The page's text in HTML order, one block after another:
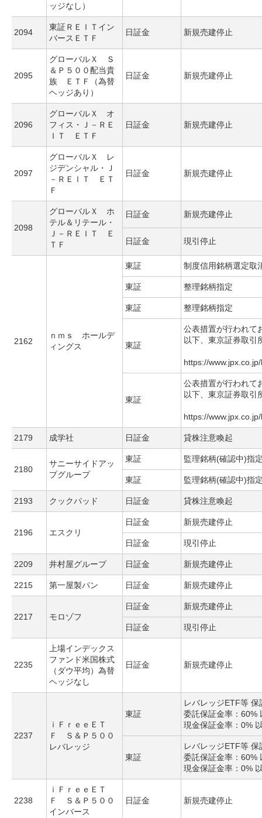
ッジなし）
2094
東証ＲＥＩＴイン
バースＥＴＦ
日証金 新規売建停止
2095
グローバルＸ Ｓ
＆Ｐ５００配当貴
族 ＥＴＦ（為替
ヘッジあり）
日証金 新規売建停止
2096
グローバルＸ オ
フィス・Ｊ－ＲＥ
ＩＴ ＥＴＦ
日証金 新規売建停止
2097
グローバルＸ レ
ジデンシャル・Ｊ
－ＲＥＩＴ ＥＴ
Ｆ
日証金 新規売建停止
2098
グローバルＸ ホ
テル＆リテール・
Ｊ－ＲＥＩＴ Ｅ
ＴＦ
日証金 新規売建停止
日証金 現引停止
2162
ｎｍｓ ホールデ
ィングス
東証 制度信用銘柄選定取
東証 整理銘柄指定
東証 整理銘柄指定
東証
公表措置が行われて
以下、東京証券取引
https://
東証
公表措置が行われて
以下、東京証券取引
https://
2179 成学社 日証金 貸株注意喚起
2180
サニーサイドアッ
プグループ
東証 監理銘柄(確認中)指
東証 監理銘柄(確認中)指
2193 クックパッド 日証金 貸株注意喚起
2196 エスクリ
日証金 新規売建停止
日証金 現引停止
2209 井村屋グループ 日証金 新規売建停止
2215 第一屋製パン 日証金 新規売建停止
2217 モロゾフ
日証金 新規売建停止
日証金 現引停止
2235
上場インデックス
ファンド米国株式
（ダウ平均）為替
ヘッジなし
日証金 新規売建停止
2237
ｉＦｒｅｅＥＴ
Ｆ Ｓ＆Ｐ５００
レバレッジ
東証
レバレッジETF等 保
委託保証金率：60%
現金保証金率：0%
東証
レバレッジETF等 保
委託保証金率：60%
現金保証金率：0%
2238
ｉＦｒｅｅＥＴ
Ｆ Ｓ＆Ｐ５００
インバース
日証金 新規売建停止